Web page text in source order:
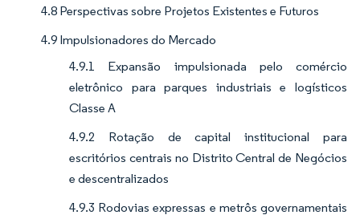
4.8 Perspectivas sobre Projetos Existentes e Futuros
4.9 Impulsionadores do Mercado
4.9.1 Expansão impulsionada pelo comércio
eletrônico para parques industriais e logísticos
Classe A
4.9.2 Rotação de capital institucional para
escritórios centrais no Distrito Central de Negócios
e descentralizados
4.9.3 Rodovias expressas e metrôs governamentais